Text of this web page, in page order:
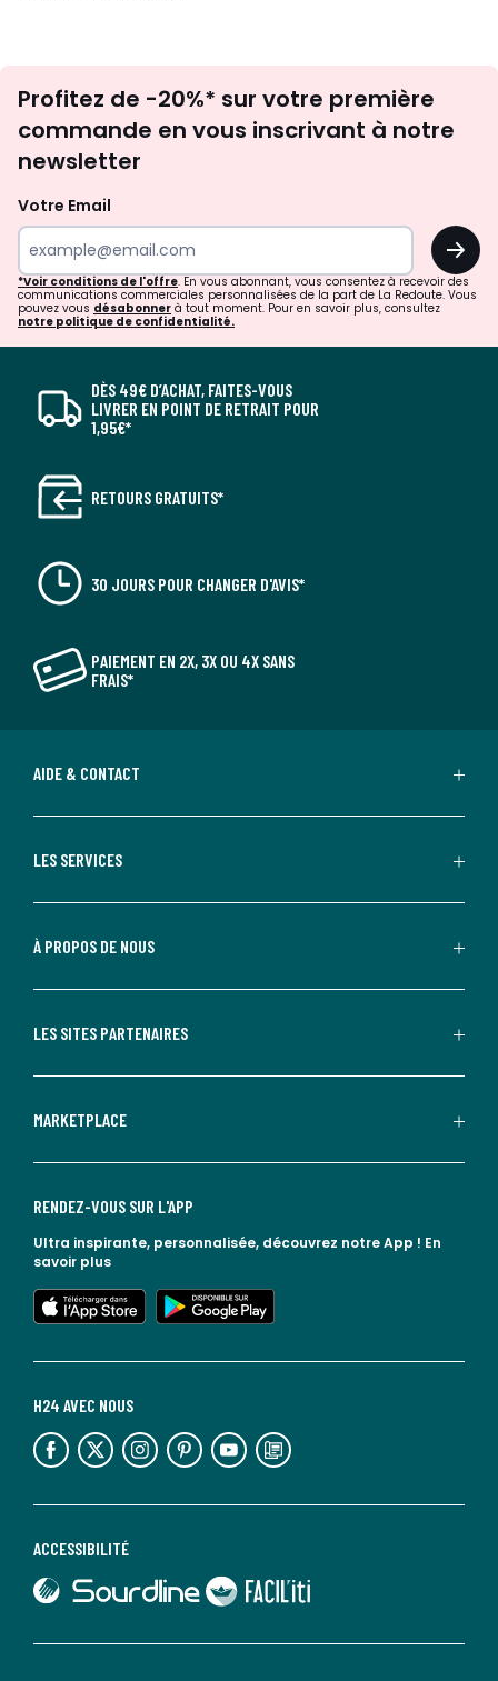
newsletter
Profitez de -20%* sur votre première
commande en vous inscrivant à notre
newsletter
Votre Email
OK
*Voir conditions de l'offre. En vous abonnant, vous consentez à recevoir des
communications commerciales personnalisées de la part de La Redoute. Vous
pouvez vous désabonner à tout moment. Pour en savoir plus, consultez
notre politique de confidentialité.
DÈS 49€ D’ACHAT, FAITES-VOUS
LIVRER EN POINT DE RETRAIT POUR
1,95€*
RETOURS GRATUITS*
30 JOURS POUR CHANGER D'AVIS*
PAIEMENT EN 2X, 3X OU 4X SANS
FRAIS*
AIDE & CONTACT
LES SERVICES
À PROPOS DE NOUS
LES SITES PARTENAIRES
MARKETPLACE
ACCESSIBILITÉ
lien vers Sourdline
lien vers Faciliti
H24 AVEC NOUS
lien vers l'espace réseaux sociaux lien vers l'espace réseaux sociaux lien vers l'espace réseaux sociaux lien vers l'espace réseaux sociaux lien vers l'espace réseaux sociaux lien vers le blog la redoute
RENDEZ-VOUS SUR L'APP
Ultra inspirante, personnalisée, découvrez notre App ! En
savoir plus
lien vers l'app store
lien vers google play